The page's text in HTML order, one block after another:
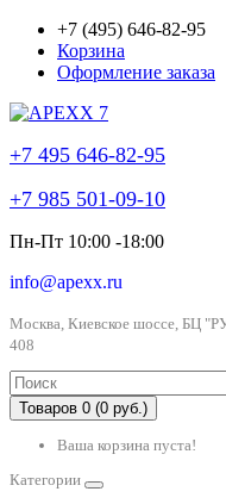
+7 (495) 646-82-95
Корзина
Оформление заказа
+7 495 646-82-95
+7 985 501-09-10
Пн-Пт 10:00 -18:00
info@apexx.ru
Москва, Киевское шоссе, БЦ
408
Товаров 0 (0 руб.)
Ваша корзина пуста!
Категории